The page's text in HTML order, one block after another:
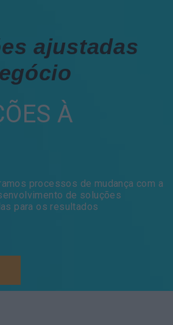
ajustadas
À
processos de mudança com a
de soluções
para os resultados